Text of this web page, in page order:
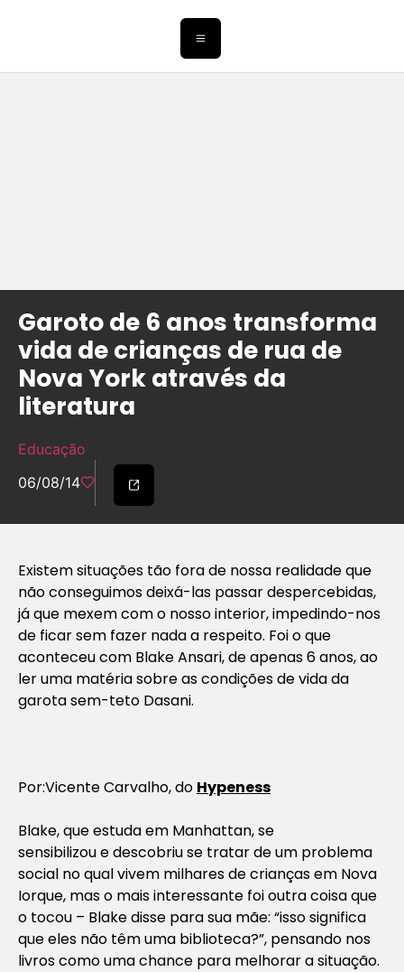
Garoto de 6 anos transforma
vida de crianças de rua de
Nova York através da
literatura
Educação
06/08/14
Existem situações tão fora de nossa realidade que
não conseguimos deixá-las passar despercebidas,
já que mexem com o nosso interior, impedindo-nos
de ficar sem fazer nada a respeito. Foi o que
aconteceu com Blake Ansari, de apenas 6 anos, ao
ler uma matéria sobre as condições de vida da
garota sem-teto Dasani.
Por:Vicente Carvalho, do Hypeness
Blake, que estuda em Manhattan, se
sensibilizou e descobriu se tratar de um problema
social no qual vivem milhares de crianças em Nova
Iorque, mas o mais interessante foi outra coisa que
o tocou – Blake disse para sua mãe: “isso significa
que eles não têm uma biblioteca?”, pensando nos
livros como uma chance para melhorar a situação.